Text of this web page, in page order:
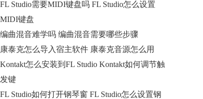
FL Studio需要MIDI键盘吗 FL Studio怎么设置
MIDI键盘
编曲混音难学吗 编曲混音需要哪些步骤
康泰克怎么导入宿主软件 康泰克音源怎么用
Kontakt怎么安装到FL Studio Kontakt如何调节触
发键
FL Studio如何打开钢琴窗 FL Studio怎么设置钢